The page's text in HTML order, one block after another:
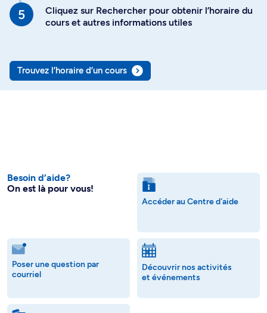
Cliquez sur Rechercher pour obtenir l’horaire du
cours et autres informations utiles
Trouvez l’horaire d’un cours
Besoin d’aide?
On est là pour vous!
Accéder au Centre d'aide
Poser une question par
courriel
Découvrir nos activités
et événements